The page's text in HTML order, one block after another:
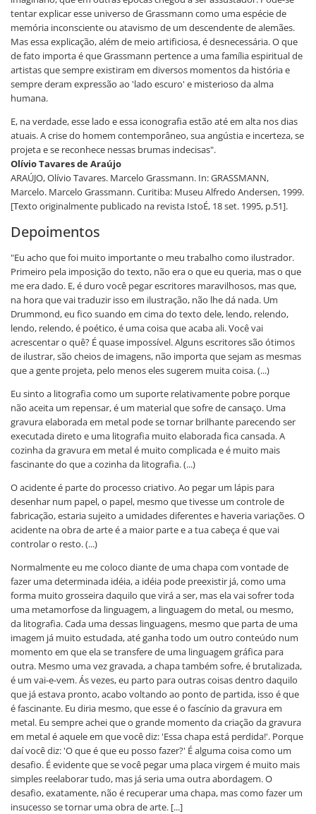
tentar explicar esse universo de Grassmann como uma espécie de
memória inconsciente ou atavismo de um descendente de alemães.
Mas essa explicação, além de meio artificiosa, é desnecessária. O que
de fato importa é que Grassmann pertence a uma família espiritual de
artistas que sempre existiram em diversos momentos da história e
sempre deram expressão ao 'lado escuro' e misterioso da alma
humana.
E, na verdade, esse lado e essa iconografia estão até em alta nos dias
atuais. A crise do homem contemporâneo, sua angústia e incerteza, se
projeta e se reconhece nessas brumas indecisas".
Olívio Tavares de Araújo
ARAÚJO, Olívio Tavares. Marcelo Grassmann. In: GRASSMANN,
Marcelo. Marcelo Grassmann. Curitiba: Museu Alfredo Andersen, 1999.
[Texto originalmente publicado na revista IstoÉ, 18 set. 1995, p.51].
Depoimentos
"Eu acho que foi muito importante o meu trabalho como ilustrador.
Primeiro pela imposição do texto, não era o que eu queria, mas o que
me era dado. E, é duro você pegar escritores maravilhosos, mas que,
na hora que vai traduzir isso em ilustração, não lhe dá nada. Um
Drummond, eu fico suando em cima do texto dele, lendo, relendo,
lendo, relendo, é poético, é uma coisa que acaba ali. Você vai
acrescentar o quê? É quase impossível. Alguns escritores são ótimos
de ilustrar, são cheios de imagens, não importa que sejam as mesmas
que a gente projeta, pelo menos eles sugerem muita coisa. (...)
Eu sinto a litografia como um suporte relativamente pobre porque
não aceita um repensar, é um material que sofre de cansaço. Uma
gravura elaborada em metal pode se tornar brilhante parecendo ser
executada direto e uma litografia muito elaborada fica cansada. A
cozinha da gravura em metal é muito complicada e é muito mais
fascinante do que a cozinha da litografia. (...)
O acidente é parte do processo criativo. Ao pegar um lápis para
desenhar num papel, o papel, mesmo que tivesse um controle de
fabricação, estaria sujeito a umidades diferentes e haveria variações. O
acidente na obra de arte é a maior parte e a tua cabeça é que vai
controlar o resto. (...)
Normalmente eu me coloco diante de uma chapa com vontade de
fazer uma determinada idéia, a idéia pode preexistir já, como uma
forma muito grosseira daquilo que virá a ser, mas ela vai sofrer toda
uma metamorfose da linguagem, a linguagem do metal, ou mesmo,
da litografia. Cada uma dessas linguagens, mesmo que parta de uma
imagem já muito estudada, até ganha todo um outro conteúdo num
momento em que ela se transfere de uma linguagem gráfica para
outra. Mesmo uma vez gravada, a chapa também sofre, é brutalizada,
é um vai-e-vem. Ás vezes, eu parto para outras coisas dentro daquilo
que já estava pronto, acabo voltando ao ponto de partida, isso é que
é fascinante. Eu diria mesmo, que esse é o fascínio da gravura em
metal. Eu sempre achei que o grande momento da criação da gravura
em metal é aquele em que você diz: 'Essa chapa está perdida!'. Porque
daí você diz: 'O que é que eu posso fazer?' É alguma coisa como um
desafio. É evidente que se você pegar uma placa virgem é muito mais
simples reelaborar tudo, mas já seria uma outra abordagem. O
desafio, exatamente, não é recuperar uma chapa, mas como fazer um
insucesso se tornar uma obra de arte. [...]